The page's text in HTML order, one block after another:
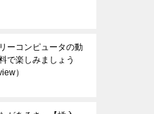
ーコンピュータの動
で楽しみましょう
）